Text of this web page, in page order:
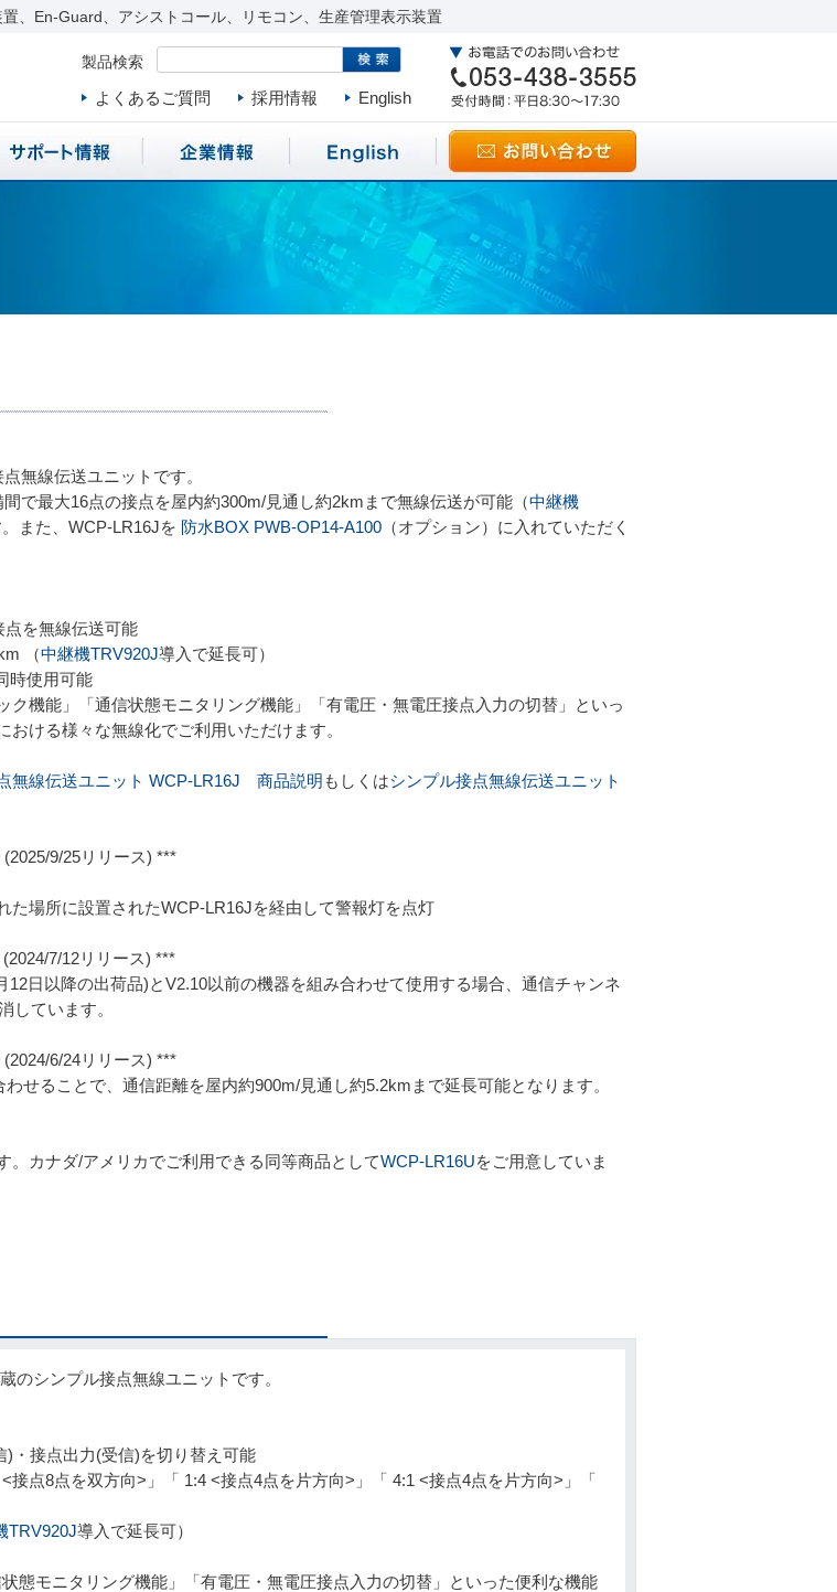
、En-Guard、アシストコール、リモコン、生産管理表示装置
製品検索
よくあるご質問 採用情報 English
無線伝送ユニットです。
で最大16点の接点を屋内約300m/見通し約2kmまで無線伝送が可能（中継機
また、WCP-LR16Jを 防水BOX PWB-OP14-A100 （オプション）に入れていただく
点を無線伝送可能
（中継機TRV920J導入で延長可）
時使用可能
ク機能」「通信状態モニタリング機能」「有電圧・無電圧接点入力の切替」といっ
ける様々な無線化でご利用いただけます。
無線伝送ユニット WCP-LR16J 商品説明 もしくはシンプル接点無線伝送ユニット
9/25リリース) ***
た場所に設置されたWCP-LR16Jを経由して警報灯を点灯
7/12リリース) ***
12日以降の出荷品)とV2.10以前の機器を組み合わせて使用する場合、通信チャンネ
しています。
6/24リリース) ***
わせることで、通信距離を屋内約900m/見通し約5.2kmまで延長可能となります。
。カナダ/アメリカでご利用できる同等商品としてWCP-LR16Uをご用意していま
のシンプル接点無線ユニットです。
)・接点出力(受信)を切り替え可能
点8点を双方向>」「 1:4 <接点4点を片方向>」「 4:1 <接点4点を片方向>」「
TRV920J導入で延長可）
態モニタリング機能」「有電圧・無電圧接点入力の切替」といった便利な機能